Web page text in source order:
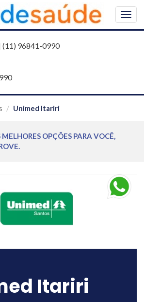
(11) 96841-0990
Unimed Itariri
OPÇÕES PARA VOCÊ,
Itariri